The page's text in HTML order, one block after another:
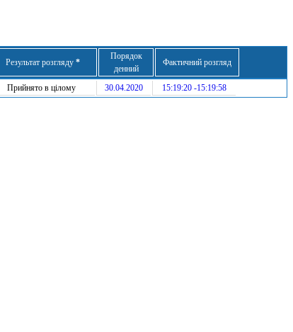
Результат розгляду *
Порядок
денний
Фактичний розгляд
Прийнято в цілому 30.04.2020 15:19:20 -15:19:58